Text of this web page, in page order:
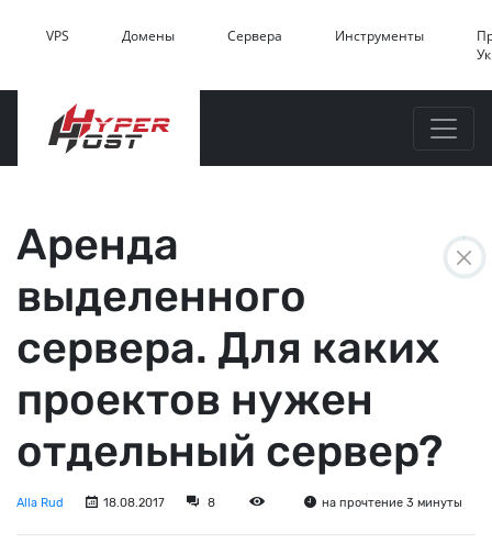
VPS Домены Сервера Инструменты
Аренда
выделенного
сервера. Для каких
проектов нужен
отдельный сервер?
Alla Rud 18.08.2017 8 на прочтение 3 минуты